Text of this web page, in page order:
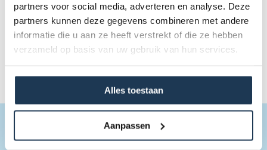
partners voor social media, adverteren en analyse. Deze
partners kunnen deze gegevens combineren met andere
informatie die u aan ze heeft verstrekt of die ze hebben
verzameld op basis van uw gebruik van hun services.
Alles toestaan
Aanpassen
€ 450,00
Incl. BTW
BLIJF OP DE HOOGTE